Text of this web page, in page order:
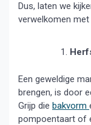
Dus, laten we
verwelkomen
Een geweldige
brengen, is door
Grijp die bakvorm
pompoentaart of